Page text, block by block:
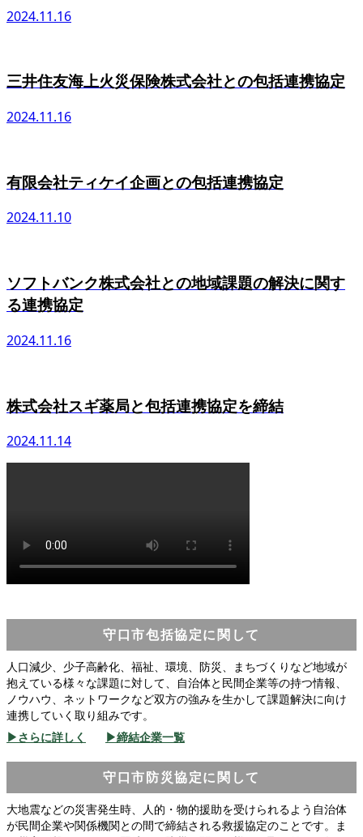
2024.11.16
三井住友海上火災保険株式会社との包括連携協定
2024.11.16
有限会社ティケイ企画との包括連携協定
2024.11.10
ソフトバンク株式会社との地域課題の解決に関す
る連携協定
2024.11.16
株式会社スギ薬局と包括連携協定を締結
2024.11.14
守口市包括協定に関して
人口減少、少子高齢化、福祉、環境、防災、まちづくりなど地域が
抱えている様々な課題に対して、自治体と民間企業等の持つ情報、
ノウハウ、ネットワークなど双方の強みを生かして課題解決に向け
連携していく取り組みです。
▶さらに詳しく
▶締結企業一覧
守口市防災協定に関して
大地震などの災害発生時、人的・物的援助を受けられるよう自治体
が民間企業や関係機関との間で締結される救援協定のことです。ま